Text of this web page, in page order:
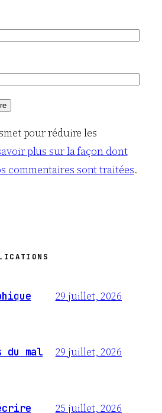
pour réduire les
plus sur la façon dont
commentaires sont traitées.
29 juillet, 2026
du mal 29 juillet, 2026
25 juillet, 2026